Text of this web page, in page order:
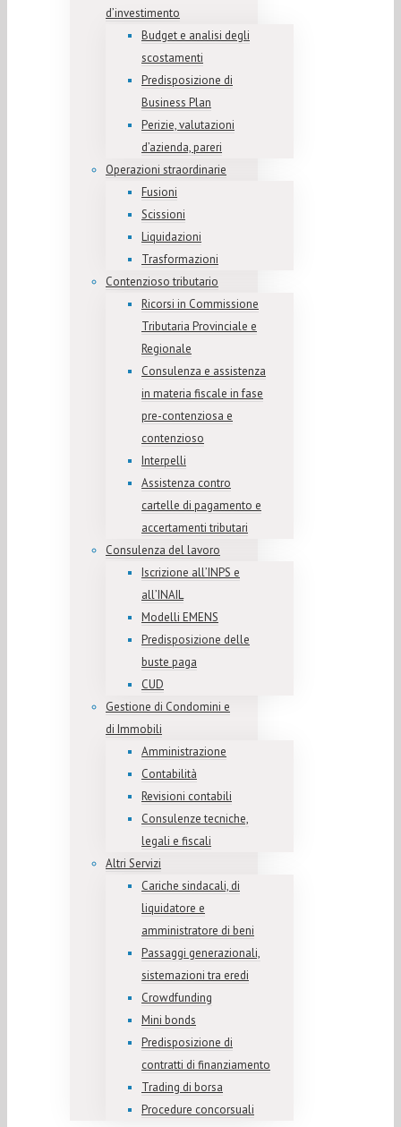
d’investimento
Budget e analisi degli
scostamenti
Predisposizione di
Business Plan
Perizie, valutazioni
d’azienda, pareri
Operazioni straordinarie
Fusioni
Scissioni
Liquidazioni
Trasformazioni
Contenzioso tributario
Ricorsi in Commissione
Tributaria Provinciale e
Regionale
Consulenza e assistenza
in materia fiscale in fase
pre-contenziosa e
contenzioso
Interpelli
Assistenza contro
cartelle di pagamento e
accertamenti tributari
Consulenza del lavoro
Iscrizione all’INPS e
all’INAIL
Modelli EMENS
Predisposizione delle
buste paga
CUD
Gestione di Condomini e
di Immobili
Amministrazione
Contabilità
Revisioni contabili
Consulenze tecniche,
legali e fiscali
Altri Servizi
Cariche sindacali, di
liquidatore e
amministratore di beni
Passaggi generazionali,
sistemazioni tra eredi
Crowdfunding
Mini bonds
Predisposizione di
contratti di finanziamento
Trading di borsa
Procedure concorsuali